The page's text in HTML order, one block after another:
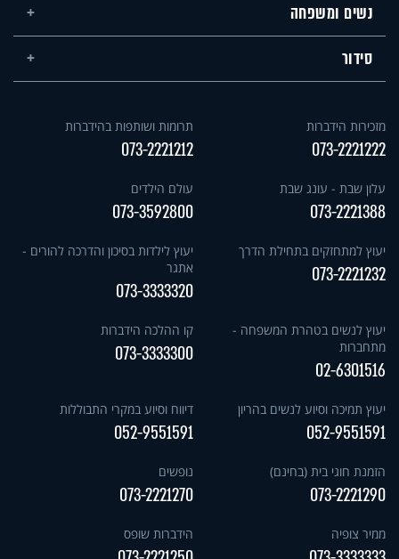
נשים ומשפחה
סידור
מזכירות הידברות
073-2221222
תרומות ושותפות בהידברות
073-2221212
עלון שבת - עונג שבת
073-2221388
עולם הילדים
073-3592800
יעוץ למתחזקים בתחילת הדרך
073-2221232
יעוץ לילדות בסיכון והדרכה להורים -
אתגר
073-3333320
יעוץ לנשים בטהרת המשפחה -
מתחברות
02-6301516
קו ההלכה הידברות
073-3333300
יעוץ תמיכה וסיוע לנשים בהריון
052-9551591
דיווח וסיוע במקרי התבוללות
052-9551591
הזמנת חוגי בית (בחינם)
073-2221290
נופשים
073-2221270
ממיר צופיה הידברות שופס